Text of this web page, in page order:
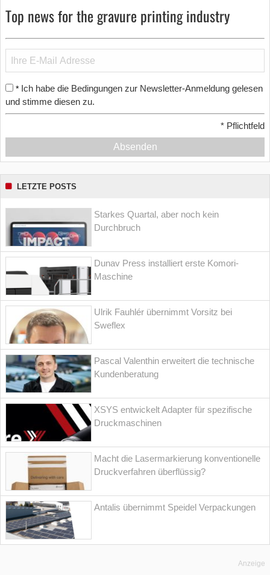
Top news for the gravure printing industry
* Ich habe die Bedingungen zur Newsletter-Anmeldung gelesen
und stimme diesen zu.
* Pflichtfeld
Absenden
LETZTE POSTS
Starkes Quartal, aber noch kein
Durchbruch
Dunav Press installiert erste Komori-
Maschine
Ulrik Fauhlér übernimmt Vorsitz bei
Sweflex
Pascal Valenthin erweitert die technische
Kundenberatung
XSYS entwickelt Adapter für spezifische
Druckmaschinen
Macht die Lasermarkierung konventionelle
Druckverfahren überflüssig?
Antalis übernimmt Speidel Verpackungen
Anzeige